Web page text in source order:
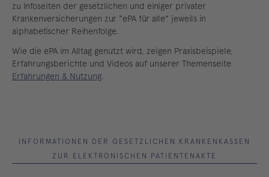
zu Infoseiten der gesetzlichen und einiger privater
Krankenversicherungen zur "ePA für alle" jeweils in
alphabetischer Reihenfolge.
Wie die ePA im Alltag genutzt wird, zeigen Praxisbeispiele,
Erfahrungsberichte und Videos auf unserer Themenseite
Erfahrungen & Nutzung
INFORMATIONEN DER GESETZLICHEN KRANKENKASSEN
ZUR ELEKTRONISCHEN PATIENTENAKTE